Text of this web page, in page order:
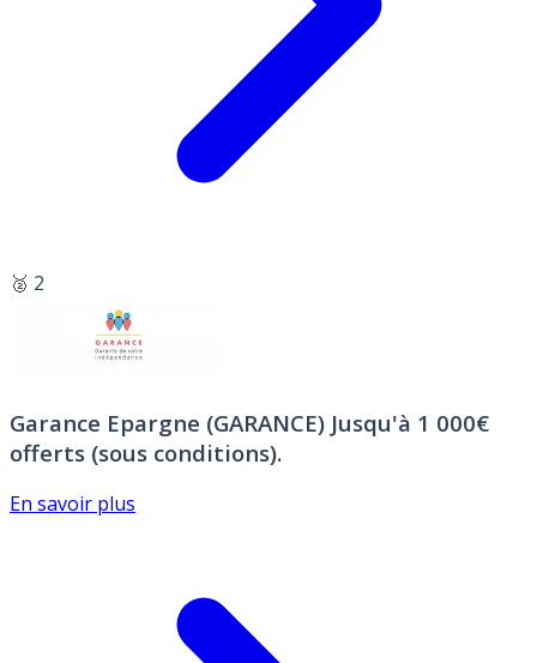
🥈 2
Garance Epargne (GARANCE) Jusqu'à 1 000€
offerts (sous conditions).
En savoir plus